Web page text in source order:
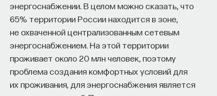
энергоснабжении. В целом можно сказать, что
65% территории России находится в зоне,
не охваченной централизованным сетевым
энергоснабжением. На этой территории
проживает около 20 млн человек, поэтому
проблема создания комфортных условий для
их проживания, для энергоснабжения является
— Лучше понимать, что происходит с нами
во сне
— Заботиться о качестве своего сна
— Определять, какими способами можно
улучшить свой сон
Сколько лет существует статистика в развитых
странах? Почему одни страны растут по одной
траектории, а другие — по другой? Как